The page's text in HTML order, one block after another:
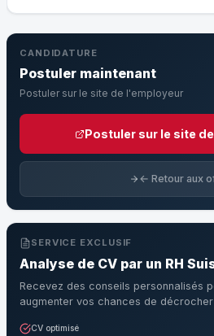
CANDIDATURE
Postuler maintenant
Postuler sur le site de l'employeur
Postuler sur le site
← Retour aux
SERVICE EXCLUSIF
Analyse de CV par un RH
Recevez des conseils personnalisés
augmenter vos chances de décrocher
CV optimisé